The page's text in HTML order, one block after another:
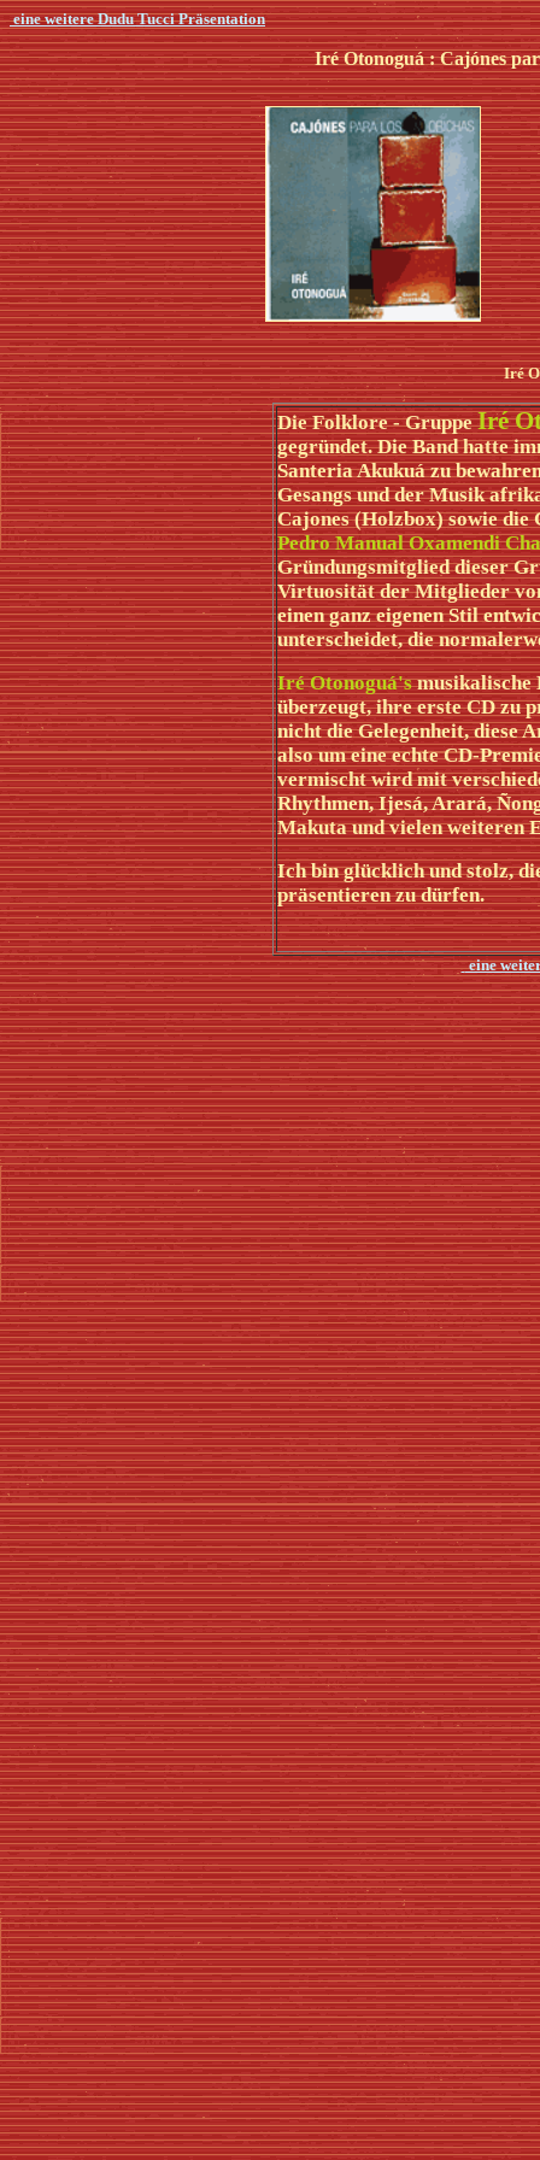
eine weitere Dudu Tucci Präsentation
Iré Otonoguá : Cajónes
Iré
Die Folklore - GruppeIré
gegründet. Die Band hatte
Santeria Akukuá zu
Gesangs und der Musik
Cajones (Holzbox) sowie
Pedro Manual Oxamendi
Gründungsmitglied dieser
Virtuosität der Mitglieder
einen ganz eigenen Stil
unterscheidet, die
Iré Otonoguá'smusikalische
überzeugt, ihre erste CD zu
nicht die Gelegenheit, diese
also um eine echte CD-
vermischt wird mit
Rhythmen, Ijesá, Arará,
Makuta und vielen weiteren
Ich bin glücklich und stolz,
präsentieren zu dürfen.
eine